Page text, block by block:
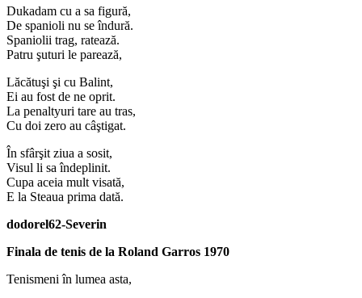
Dukadam cu a sa figură,
De spanioli nu se îndură.
Spaniolii trag, ratează.
Patru şuturi le parează,
Lăcătuşi şi cu Balint,
Ei au fost de ne oprit.
La penaltyuri tare au tras,
Cu doi zero au câştigat.
În sfârşit ziua a sosit,
Visul li sa îndeplinit.
Cupa aceia mult visată,
E la Steaua prima dată.
dodorel62-Severin
Finala de tenis de la Roland Garros 1970
Tenismeni în lumea asta,